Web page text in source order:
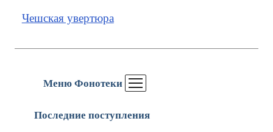
Меню Фонотеки
Последние поступления
Чешская увертюра